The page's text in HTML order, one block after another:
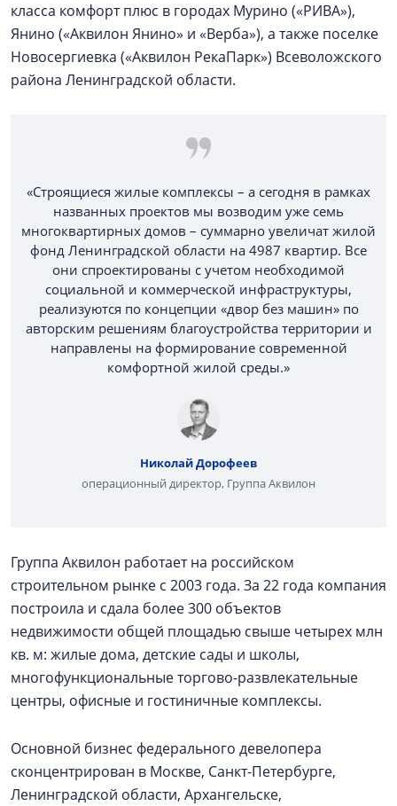
класса комфорт плюс в городах Мурино («РИВА»),
Янино («Аквилон Янино» и «Верба»), а также поселке
Новосергиевка («Аквилон РекаПарк») Всеволожского
района Ленинградской области.
«Строящиеся жилые комплексы – а сегодня в рамках
названных проектов мы возводим уже семь
многоквартирных домов – суммарно увеличат жилой
фонд Ленинградской области на 4987 квартир. Все
они спроектированы с учетом необходимой
социальной и коммерческой инфраструктуры,
реализуются по концепции «двор без машин» по
авторским решениям благоустройства территории и
направлены на формирование современной
комфортной жилой среды.»
Николай Дорофеев
операционный директор, Группа Аквилон
Группа Аквилон работает на российском
строительном рынке с 2003 года. За 22 года компания
построила и сдала более 300 объектов
недвижимости общей площадью свыше четырех млн
кв. м: жилые дома, детские сады и школы,
многофункциональные торгово-развлекательные
центры, офисные и гостиничные комплексы.
Основной бизнес федерального девелопера
сконцентрирован в Москве, Санкт-Петербурге,
Ленинградской области, Архангельске,